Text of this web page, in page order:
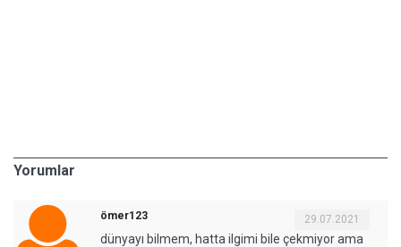
Yorumlar
ömer123 29.07.2021
dünyayı bilmem, hatta ilgimi bile çekmiyor ama